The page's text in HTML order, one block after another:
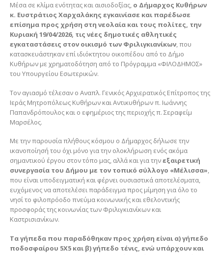
Μέσα σε κλίμα ενότητας και αισιοδοξίας, ο Δήμαρχος Κυθήρων
κ. Ευστράτιος Χαρχαλάκης εγκαινίασε και παρέδωσε
επίσημα προς χρήση στη νεολαία και τους πολίτες, την
Κυριακή 19/04/2026, τις νέες δημοτικές αθλητικές
εγκαταστάσεις στον οικισμό των Φριλιγκιανίκων, που
κατασκευάστηκαν επί ιδιόκτητου οικοπέδου από το Δήμο
Κυθήρων με χρηματοδότηση από το Πρόγραμμα «ΦΙΛΟΔΗΜΟΣ»
του Υπουργείου Εσωτερικών.
Τον αγιασμό τέλεσαν ο Αναπλ. Γενικός Αρχιερατικός Επίτροπος της
Ιεράς Μητροπόλεως Κυθήρων και Αντικυθήρων π. Ιωάννης
Παπανδρόπουλος και ο εφημέριος της περιοχής π. Σεραφείμ
Μαρσέλος.
Με την παρουσία πλήθους κόσμου ο Δήμαρχος δήλωσε την
ικανοποίησή του όχι μόνο για την ολοκλήρωση ενός ακόμα
σημαντικού έργου στον τόπο μας, αλλά και για τηνεξαιρετική
συνεργασία του Δήμου με τον τοπικό σύλλογο «Μέλισσα»,
που είναι υποδειγματική και φέρνει ουσιαστικά αποτελέσματα,
ευχόμενος να αποτελέσει παράδειγμα προς μίμηση για όλο το
νησί το φιλοπρόοδο πνεύμα κοινωνικής και εθελοντικής
προσφοράς της κοινωνίας των Φριλιγκιανίκων και
Καστρισιανίκων.
Τα γήπεδα που παραδόθηκαν προς χρήση είναι α) γήπεδο
ποδοσφαίρου 5Χ5 και β) γήπεδο τένις, ενώ υπάρχουν και